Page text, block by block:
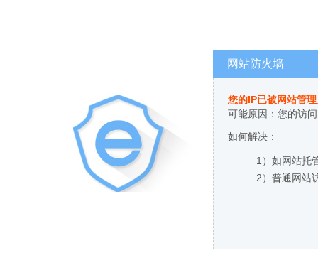
网站防火墙
您的IP已被网站管
可能原因：您的访
如何解决：
1）如网站托
2）普通网站